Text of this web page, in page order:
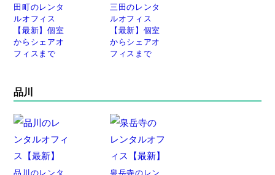
田町のレンタ
ルオフィス
【最新】個室
からシェアオ
フィスまで
三田のレンタ
ルオフィス
【最新】個室
からシェアオ
フィスまで
品川
品川のレンタ
泉岳寺のレン